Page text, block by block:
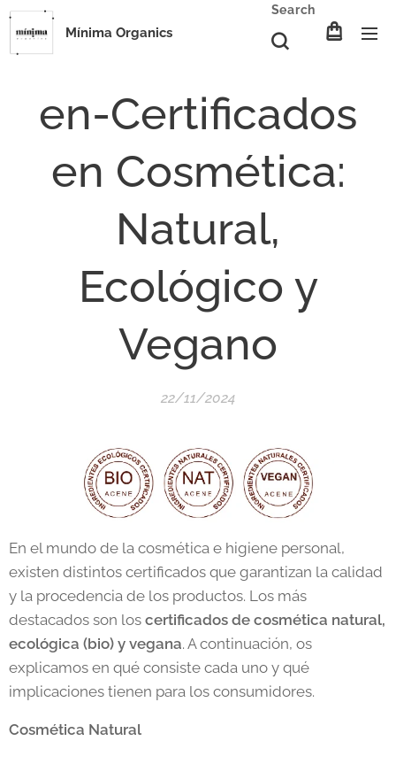
Mínima Organics
Search
en-Certificados
en Cosmética:
Natural,
Ecológico y
Vegano
22/11/2024
En el mundo de la cosmética e higiene personal,
existen distintos certificados que garantizan la calidad
y la procedencia de los productos. Los más
destacados son los certificados de cosmética natural,
ecológica (bio) y vegana. A continuación, os
explicamos en qué consiste cada uno y qué
implicaciones tienen para los consumidores.
Cosmética Natural